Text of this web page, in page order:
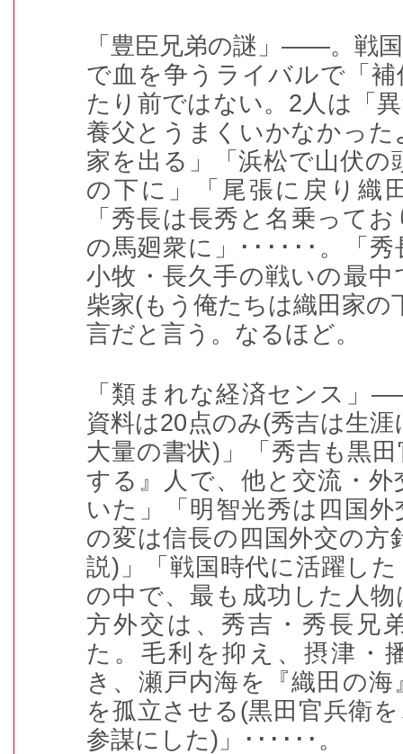
「豊臣兄弟の謎」――。戦
で血を争うライバルで「
たり前ではない。 2人は「
養父とうまくいかなかった
家を出る」「浜松で山伏の
の下に」「尾張に戻り織
「秀長は長秀と名乗って
の馬廻衆に」
･･････ 。「
小牧・長久手の戦いの最
柴家(もう俺たちは織田家の
言だと言う。なるほど。
「類まれな経済センス」
資料は20点のみ(秀吉は生
大量の書状) 」「秀吉も黒
する』人で、他と交流・
いた」「明智光秀は四国
の変は信長の四国外交の方
説) 」「戦国時代に活躍し
の中で、最も成功した人
方外交は、秀吉・秀長兄
た。毛利を抑え、摂津・
き、瀬戸内海を『織田の
を孤立させる(黒田官兵衛
参謀にした) 」 ･･････ 。